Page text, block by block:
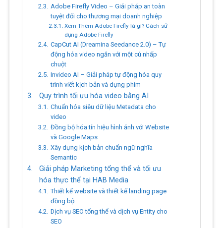
Adobe Firefly Video – Giải pháp an toàn
tuyệt đối cho thương mại doanh nghiệp
Xem Thêm Adobe Firefly là gì? Cách sử
dụng Adobe Firefly
CapCut AI (Dreamina Seedance 2.0) – Tự
động hóa video ngắn với một cú nhấp
chuột
Invideo AI – Giải pháp tự động hóa quy
trình viết kịch bản và dựng phim
Quy trình tối ưu hóa video bằng AI
Chuẩn hóa siêu dữ liệu Metadata cho
video
Đồng bộ hóa tín hiệu hình ảnh với Website
và Google Maps
Xây dựng kịch bản chuẩn ngữ nghĩa
Semantic
Giải pháp Marketing tổng thể và tối ưu
hóa thực thể tại HAB Media
Thiết kế website và thiết kế landing page
đồng bộ
Dịch vụ SEO tổng thể và dịch vụ Entity cho
SEO